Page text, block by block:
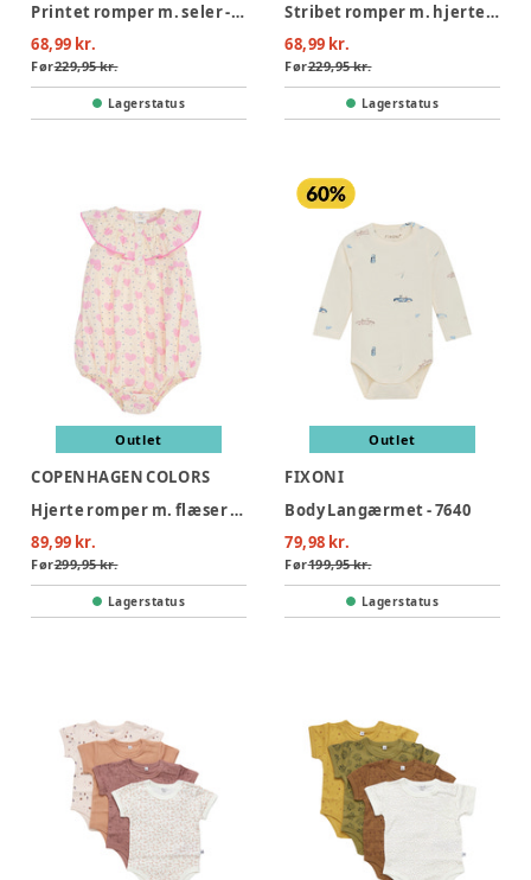
Printet romper m. seler - TIVOLI
68,99 kr.
Før229,95 kr.
Lagerstatus
Stribet romper m. hjerte broderi - DUSTY ROSE
68,99 kr.
Før229,95 kr.
Lagerstatus
Outlet
COPENHAGEN COLORS
Hjerte romper m. flæser - HEART AOP
89,99 kr.
Før299,95 kr.
Lagerstatus
Outlet
FIXONI
Body Langærmet - 7640
79,98 kr.
Før199,95 kr.
Lagerstatus